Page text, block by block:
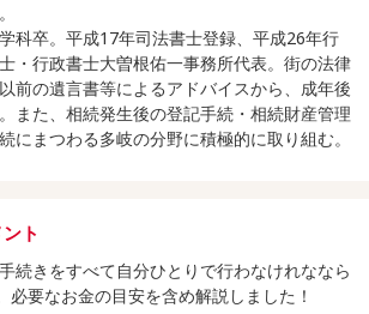
科卒。平成17年司法書士登録、平成26年行
・行政書士大曽根佑一事務所代表。街の法律
前の遺言書等によるアドバイスから、成年後
また、相続発生後の登記手続・相続財産管理
にまつわる多岐の分野に積極的に取り組む。
ト
続きをすべて自分ひとりで行わなけれななら
必要なお金の目安を含め解説しました！